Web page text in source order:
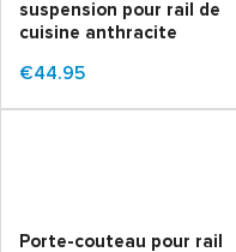
suspension pour rail de
cuisine anthracite
€44.95
Porte-couteau pour rail